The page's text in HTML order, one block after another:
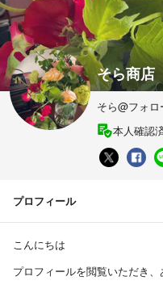
そら商店
そら@フォ
本人確認
プロフィール
こんにちは
プロフィールを閲覧いただき、